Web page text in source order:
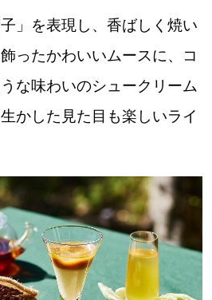
利用規約
シーポリシー
」を表現し、香ばしく焼い
ったかわいいムースに、コ
な味わいのシュークリーム
かした見た目も楽しいライ